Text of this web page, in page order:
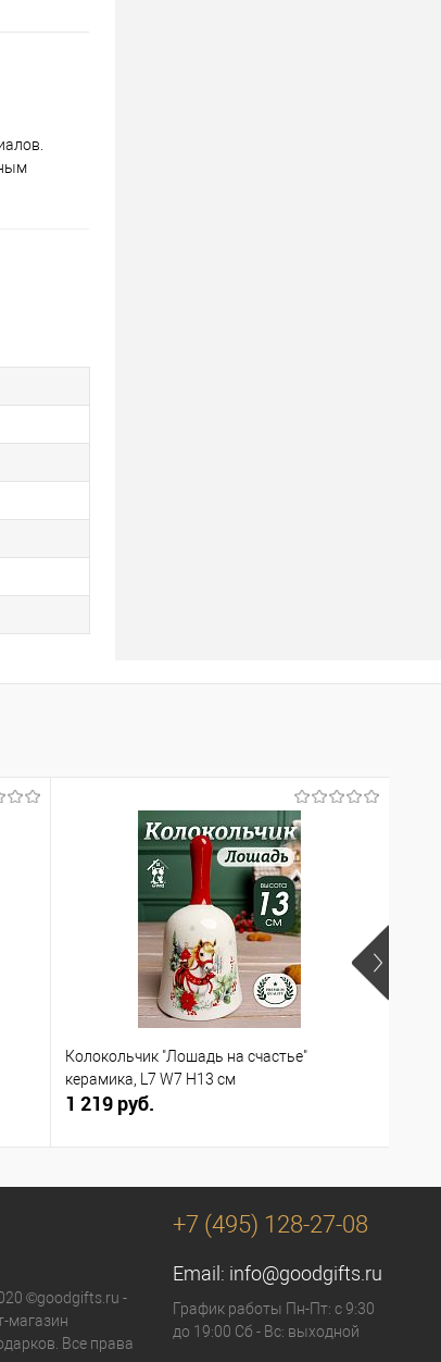
Колокольчик "Лошадь на счастье"
керамика, L7 W7 H13 см
1 219 руб.
©goodgifts.ru -
магазин
Все права
+7 (495) 128-27-08
Email: info@goodgifts.ru
График работы Пн-Пт: с 9:30
до 19:00 Сб - Вс: выходной